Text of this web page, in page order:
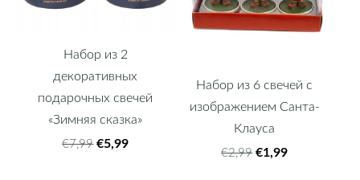
Набор из 2
декоративных
подарочных свечей
«Зимняя сказка»
€7,99 €5,99
Набор из 6 свечей с
изображением Санта-
Клауса
€2,99 €1,99